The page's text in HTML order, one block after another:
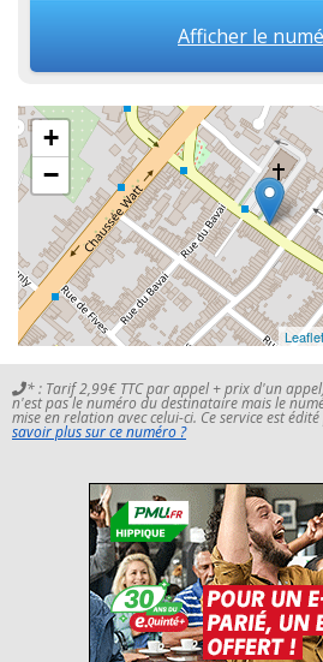
Afficher le
+
−
Leaflet
* : Tarif 2,99€ TTC par appel + prix d'un
n'est pas le numéro du destinataire mais le
mise en relation avec celui-ci. Ce service est
savoir plus sur ce numéro ?